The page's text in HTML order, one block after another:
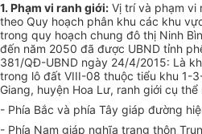
1. Phạm vi ranh giới: Vị trí và phạm vi
theo Quy hoạch phân khu các khu
trong quy hoạch chung đô thị Ninh
đến năm 2050 đã được UBND tỉnh
381/QĐ-UBND ngày 24/4/2015: Là
trong lô đất VIII-08 thuộc tiểu khu 1-
Giang, huyện Hoa Lư, ranh giới cụ thể
- Phía Bắc và phía Tây giáp đường
- Phía Nam giáp nghĩa trang thôn